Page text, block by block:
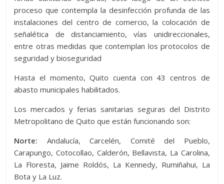
proceso que contempla la desinfección profunda de las
instalaciones del centro de comercio, la colocación de
señalética de distanciamiento, vías unidireccionales,
entre otras medidas que contemplan los protocolos de
seguridad y bioseguridad
Hasta el momento, Quito cuenta con 43 centros de
abasto municipales habilitados.
Los mercados y ferias sanitarias seguras del Distrito
Metropolitano de Quito que están funcionando son:
Norte: Andalucía, Carcelén, Comité del Pueblo,
Carapungo, Cotocollao, Calderón, Bellavista, La Carolina,
La Floresta, Jaime Roldós, La Kennedy, Rumiñahui, La
Bota y La Luz.